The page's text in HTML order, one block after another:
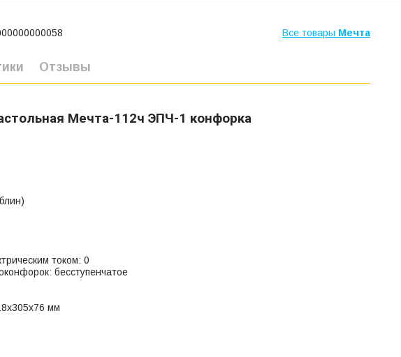
Все товары Мечта
Отзывы
Мечта-112ч ЭПЧ-1 конфорка
током: 0
бесступенчатое
мм